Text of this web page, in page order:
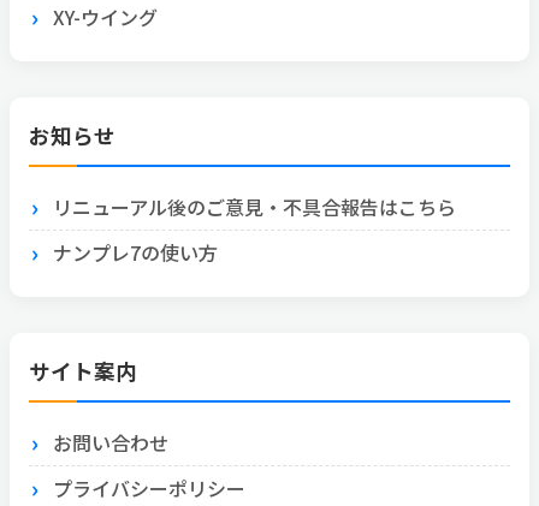
XY-ウイング
お知らせ
リニューアル後のご意見・不具合報告はこちら
ナンプレ7の使い方
サイト案内
お問い合わせ
プライバシーポリシー